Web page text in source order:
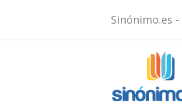
Sinónimo.es -